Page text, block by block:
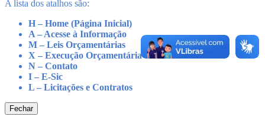
A lista dos atalhos são:
H – Home (Página Inicial)
A – Acesse à Informação
M – Leis Orçamentárias
X – Execução Orçamentária
N – Contato
I – E-Sic
L – Licitações e Contratos
Fechar